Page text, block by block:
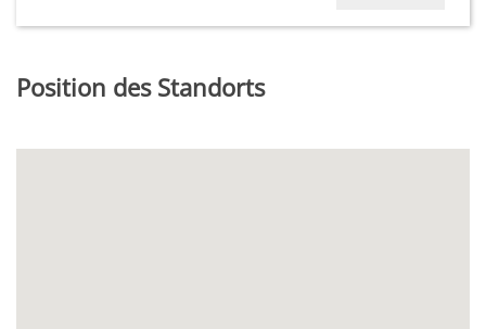
Position des Standorts